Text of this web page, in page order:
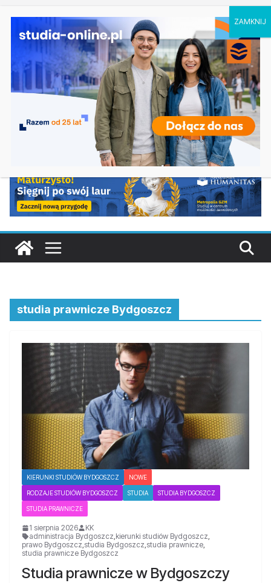
Ostatnie
wpisy:
Elektroniczne przetwarzanie informacji w
Krakowie
Prawo w Łomży
Pedagogika przedszkolna i wczesnoszkolna w
Skierniewicach
Kosmetologia w Opolu
Logistyka – studia inżynierskie na Uniwersytecie
Szczecińskim
studia prawnicze Bydgoszcz
KIERUNKI STUDIÓW BYDGOSZCZ NOWE
RODZAJE STUDIÓW BYDGOSZCZ STUDIA STUDIA BYDGOSZCZ
STUDIA PRAWNICZE
1 sierpnia 2026
KK
administracja Bydgoszcz,kierunki studiów Bydgoszcz,
prawo Bydgoszcz,studia Bydgoszcz,studia prawnicze,
studia prawnicze Bydgoszcz
Studia prawnicze w Bydgoszczy